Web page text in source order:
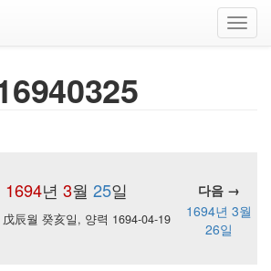
1694년 3월 25일
다음 →
辰월 癸亥일, 양력 1694-04-19
1694년 3월
26일